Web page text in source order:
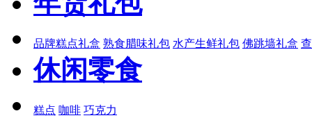
品牌糕点礼盒 熟食腊味礼包 水产生鲜礼包 佛跳墙礼盒
休闲零食
糕点 咖啡 巧克力